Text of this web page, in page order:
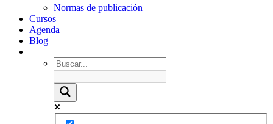
Normas de publicación
Cursos
Agenda
Blog